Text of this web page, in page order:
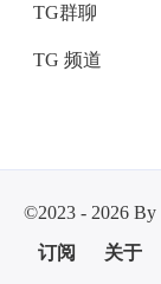
TG群聊
TG 频道
©2023 - 2026 By
订阅
关于